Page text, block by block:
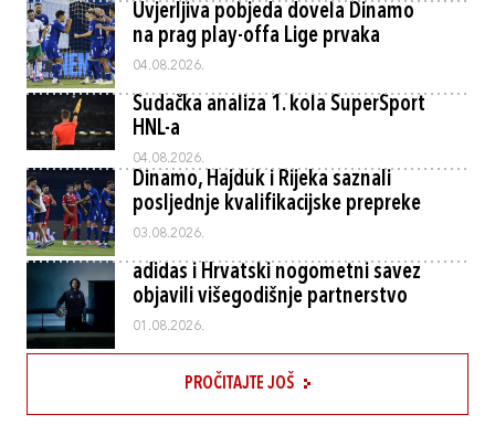
Uvjerljiva pobjeda dovela Dinamo
na prag play-offa Lige prvaka
04.08.2026.
Sudačka analiza 1. kola SuperSport
HNL-a
04.08.2026.
Dinamo, Hajduk i Rijeka saznali
posljednje kvalifikacijske prepreke
03.08.2026.
adidas i Hrvatski nogometni savez
objavili višegodišnje partnerstvo
01.08.2026.
PROČITAJTE JOŠ